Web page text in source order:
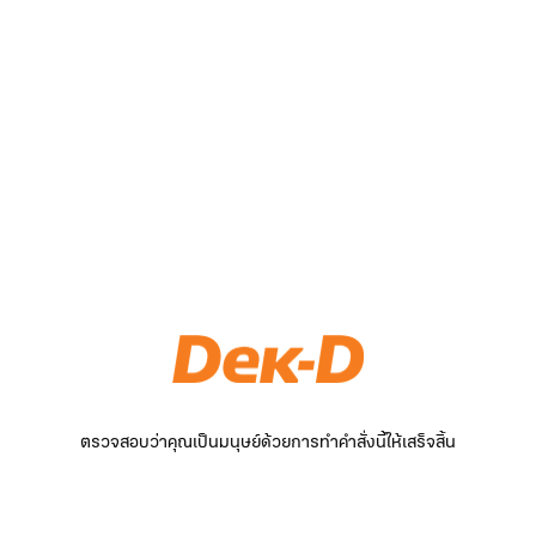
ตรวจสอบว่าคุณเป็นมนุษย์ด้วยการทำคำสั่งนี้ให้เสร็จสิ้น